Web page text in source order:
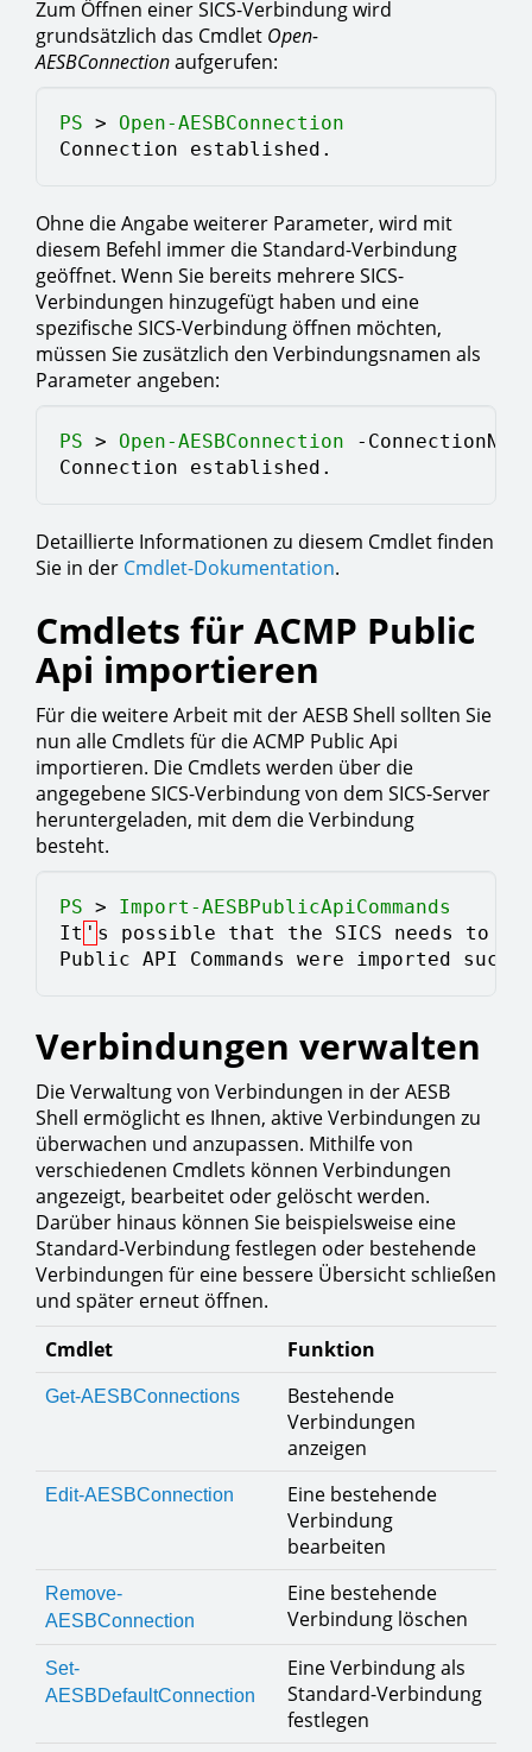
Zum Öffnen einer SICS-Verbindung wird
grundsätzlich das Cmdlet Open-
AESBConnectionaufgerufen:
PS > Open-AESBConnection
Connection established.
Ohne die Angabe weiterer Parameter, wird mit
diesem Befehl immer die Standard-Verbindung
geöffnet. Wenn Sie bereits mehrere SICS-
Verbindungen hinzugefügt haben und eine
spezifische SICS-Verbindung öffnen möchten,
müssen Sie zusätzlich den Verbindungsnamen als
Parameter angeben:
PS > Open-AESBConnection -
Connection established.
Detaillierte Informationen zu diesem Cmdlet finden
Sie in der Cmdlet-Dokumentation.
Cmdlets für ACMP Public
Api importieren
Für die weitere Arbeit mit der AESB Shell sollten Sie
nun alle Cmdlets für die ACMP Public Api
importieren. Die Cmdlets werden über die
angegebene SICS-Verbindung von dem SICS-Server
heruntergeladen, mit dem die Verbindung
besteht.
PS > Import-AESBPublicApiCommands
It ' s possible that the SICS needs to
Public API Commands were imported
Verbindungen verwalten
Die Verwaltung von Verbindungen in der AESB
Shell ermöglicht es Ihnen, aktive Verbindungen zu
überwachen und anzupassen. Mithilfe von
verschiedenen Cmdlets können Verbindungen
angezeigt, bearbeitet oder gelöscht werden.
Darüber hinaus können Sie beispielsweise eine
Standard-Verbindung festlegen oder bestehende
Verbindungen für eine bessere Übersicht schließen
und später erneut öffnen.
Cmdlet
Funktion
Get-AESBConnections
Bestehende
Verbindungen
anzeigen
Edit-AESBConnection
Eine bestehende
Verbindung
bearbeiten
Remove-
AESBConnection
Eine bestehende
Verbindung löschen
Set-
AESBDefaultConnection
Eine Verbindung als
Standard-Verbindung
festlegen